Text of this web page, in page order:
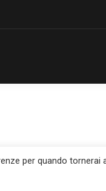
per quando tornerai